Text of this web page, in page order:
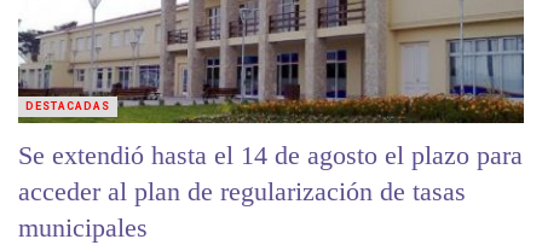
Se extendió hasta el 14 de agosto el plazo para
acceder al plan de regularización de tasas
municipales
DESTACADAS